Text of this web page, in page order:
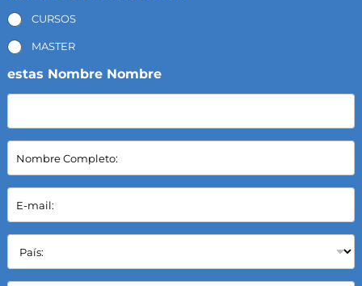
CURSOS
MASTER
estas Nombre Nombre
N
m
b
e
C
m
E
m
a
l
P
í